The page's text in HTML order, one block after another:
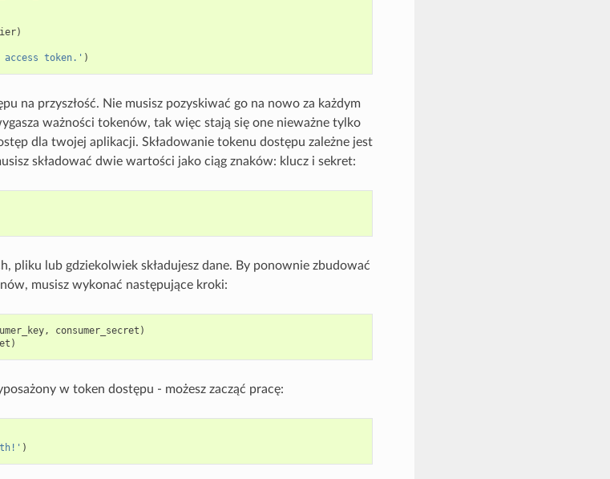
)
token.' )
na przyszłość. Nie musisz pozyskiwać go na nowo za każdym
ważności tokenów, tak więc stają się one nieważne tylko
dla twojej aplikacji. Składowanie tokenu dostępu zależne jest
składować dwie wartości jako ciąg znaków: klucz i sekret:
pliku lub gdziekolwiek składujesz dane. By ponownie zbudować
musisz wykonać następujące kroki:
, consumer_secret )
)
w token dostępu - możesz zacząć pracę:
)